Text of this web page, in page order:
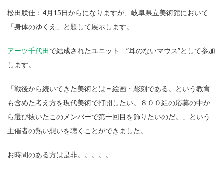
松田朕佳：4月15日からになりますが、岐阜県立美術館において
「身体のゆくえ」と題して展示します。
アーツ千代田で結成されたユニット ”耳のないマウス”として参加
します。
「戦後から続いてきた美術とは＝絵画・彫刻である。という教育
も含めた考え方を現代美術で打開したい。８００組の応募の中か
ら選び抜いたこのメンバーで第一回目を飾りたいのだ。」という
主催者の熱い想いを聴くことができました。
お時間のある方は是非。。。。。